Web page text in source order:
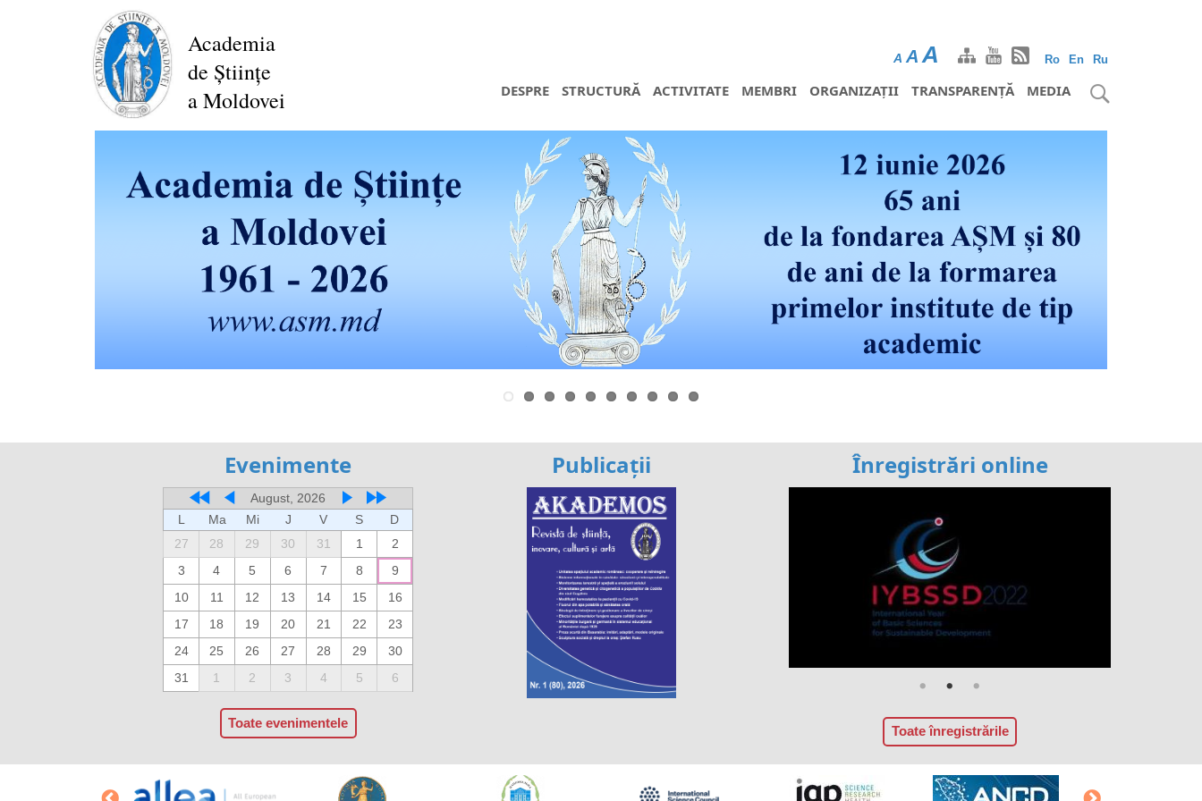
Academia
de Științe
a Moldovei
Ro En Ru
A A A
DESPRE STRUCTURĂ ACTIVITATE MEMBRI ORGANIZAȚII TRANSPARENȚĂ MEDIA
Evenimente
August, 2026
L
Ma Mi J V S
D
27
28 29 30 31 1
2
3
4 5 6 7 8
9
10
11 12 13 14 15
16
17
18 19 20 21 22
23
24
25 26 27 28 29
30
31
1 2 3 4 5 6
Toate evenimentele
Publicații Înregistrări online
Toate înregistrările